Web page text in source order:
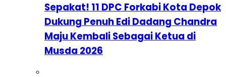
Sepakat! 11 DPC Forkabi Kota Depok
Dukung Penuh Edi Dadang Chandra
Maju Kembali Sebagai Ketua di
Musda 2026